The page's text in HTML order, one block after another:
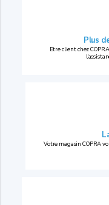
Plus
Etre client chez
Votre magasin COPRA